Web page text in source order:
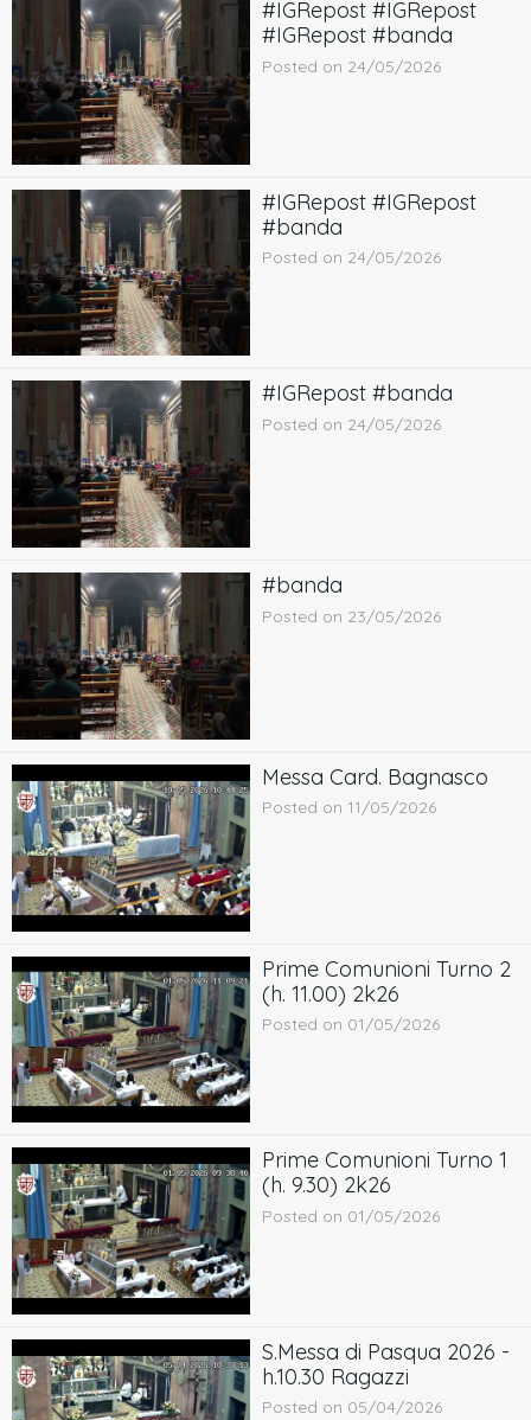
#IGRepost #IGRepost
#IGRepost #banda
Posted on 24/05/2026
#IGRepost #IGRepost
#banda
Posted on 24/05/2026
#IGRepost #banda
Posted on 24/05/2026
#banda
Posted on 23/05/2026
Messa Card. Bagnasco
Posted on 11/05/2026
Prime Comunioni Turno 2
(h. 11.00) 2k26
Posted on 01/05/2026
Prime Comunioni Turno 1
(h. 9.30) 2k26
Posted on 01/05/2026
S.Messa di Pasqua 2026 -
h.10.30 Ragazzi
Posted on 05/04/2026